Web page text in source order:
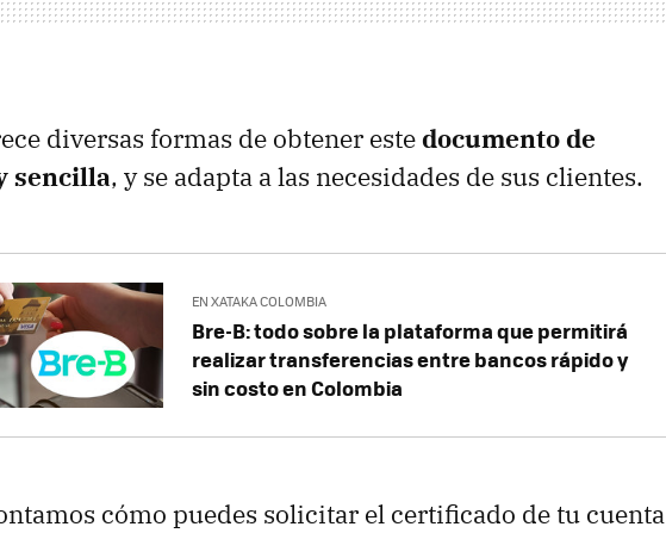
diversas formas de obtener estedocumento de
sencilla, y se adapta a las necesidades de sus clientes.
EN XATAKA COLOMBIA
Bre-B: todo sobre la plataforma que permitirá
realizar transferencias entre bancos rápido y
sin costo en Colombia
cómo puedes solicitar el certificado de tu cuenta